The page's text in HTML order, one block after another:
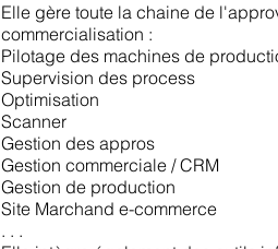
Elle gère toute la chaine de
commercialisation :
Pilotage des machines de
Supervision des process
Optimisation
Scanner
Gestion des appros
Gestion commerciale / CRM
Gestion de production
Site Marchand e-commerce
. . .